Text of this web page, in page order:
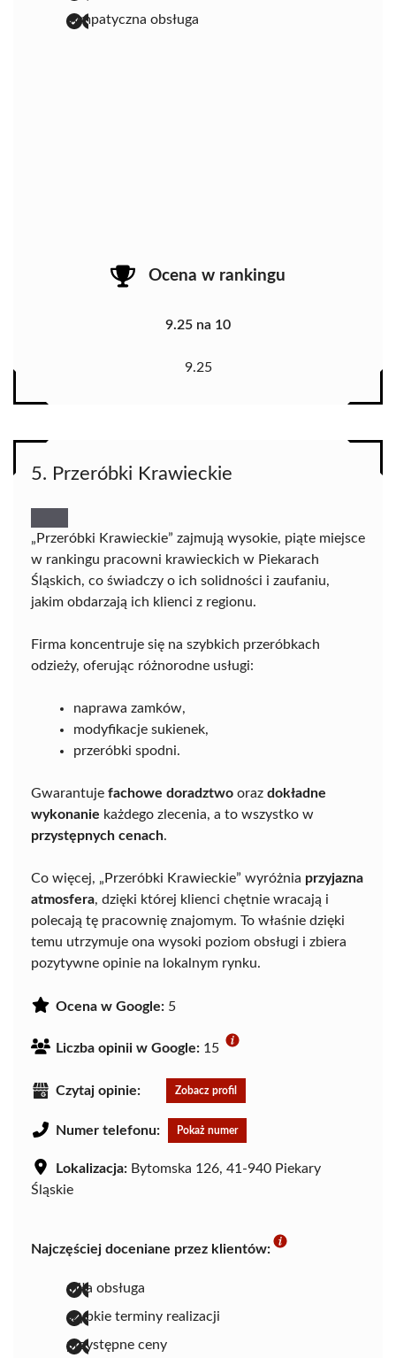
sympatyczna obsługa
Ocena w rankingu
9.25 na 10
9.25
5. Przeróbki Krawieckie
„Przeróbki Krawieckie” zajmują wysokie, piąte miejsce
w rankingu pracowni krawieckich w Piekarach
Śląskich, co świadczy o ich solidności i zaufaniu,
jakim obdarzają ich klienci z regionu.
Firma koncentruje się na szybkich przeróbkach
odzieży, oferując różnorodne usługi:
naprawa zamków,
modyfikacje sukienek,
przeróbki spodni.
Gwarantuje fachowe doradztwo oraz dokładne
wykonanie każdego zlecenia, a to wszystko w
przystępnych cenach.
Co więcej, „Przeróbki Krawieckie” wyróżnia przyjazna
atmosfera, dzięki której klienci chętnie wracają i
polecają tę pracownię znajomym. To właśnie dzięki
temu utrzymuje ona wysoki poziom obsługi i zbiera
pozytywne opinie na lokalnym rynku.
Ocena w Google: 5
Liczba opinii w Google: 15
Czytaj opinie: Zobacz profil
Numer telefonu: Pokaż numer
Lokalizacja: Bytomska 126, 41-940 Piekary
Śląskie
Najczęściej doceniane przez klientów:
miła obsługa
szybkie terminy realizacji
przystępne ceny